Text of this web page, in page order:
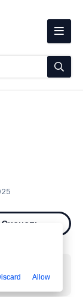
Скачать
Allow